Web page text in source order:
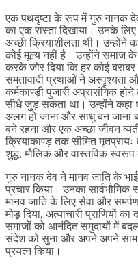
एक पथदृष्टा के रूप में गुरु नानक
का एक रास्ता दिखाया। उनके
अच्छी क्रियाशीलता थी। उन्होंने
कोई मूल्य नहीं है। उन्होंने समाज
करके जोर दिया कि हर कोई
समतावादी प्रथाओं ने अस्पृश्यता
कर्मकाण्ड़ी पुजारी अप्रासंगिक
सीधे जुड़ सकता था। उन्होंने कहा
अलग हो जाना और साधु बन जाना
बने रहना और एक अच्छा जीवन
क्रियाकाण्ड़ तक सीमित
शुद्ध, मौलिक और वास्तविक
गुरु नानक देव ने मानव जाति के
प्रचार किया। उनका
मानव जाति के लिए सेवा और
मोड़ दिया, अत्याचारी प्राणियों
समाजों को आनंदित समुदायों में
संदेश को सुना और अपने अपने
प्रयत्न किया।